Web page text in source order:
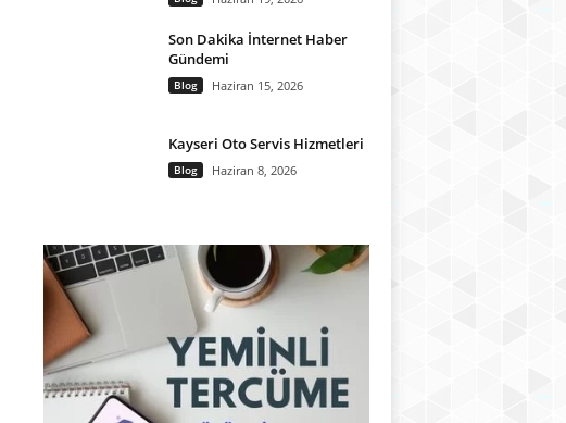
Son Dakika İnternet Haber
Gündemi
Blog Haziran 15, 2026
Kayseri Oto Servis Hizmetleri
Blog Haziran 8, 2026